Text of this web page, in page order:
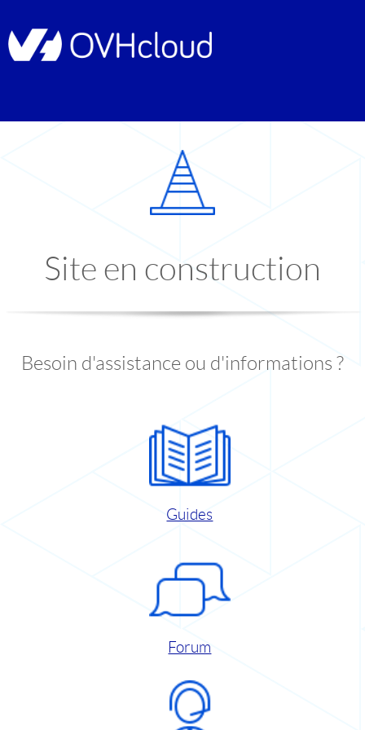
Site en construction
Besoin d'assistance ou d'informations ?
Guides
Forum